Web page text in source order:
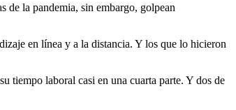
de la pandemia, sin embargo, golpean
en línea y a la distancia. Y los que lo hicieron
tiempo laboral casi en una cuarta parte. Y dos de